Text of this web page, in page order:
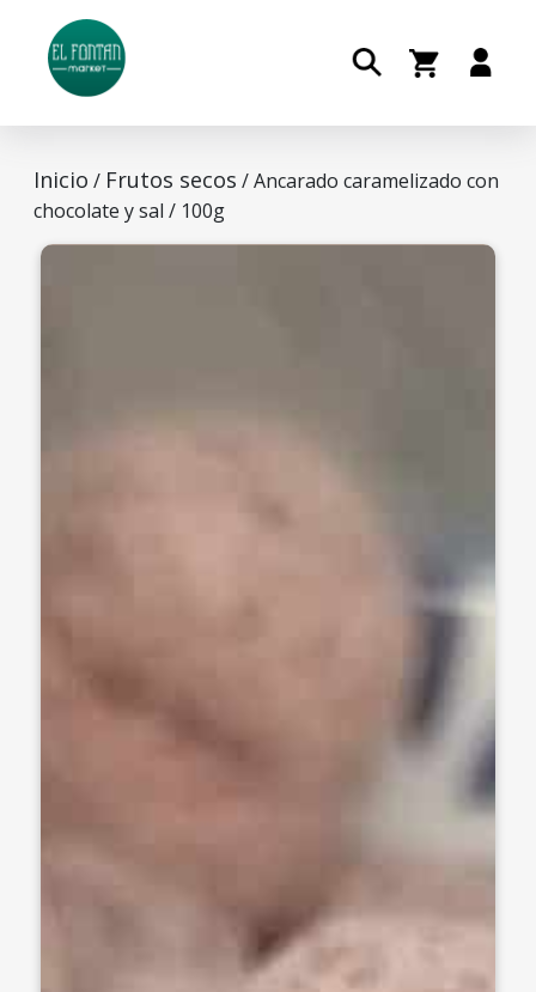
Inicio / Frutos secos / Ancarado caramelizado con
chocolate y sal / 100g